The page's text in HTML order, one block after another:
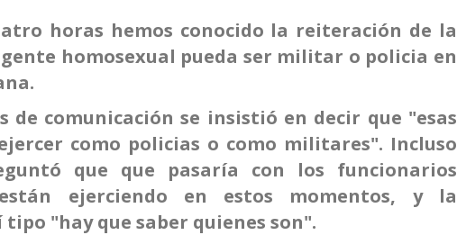
horas hemos conocido la reiteración de la
homosexual pueda ser militar o policia en
de comunicación se insistió en decir que "esas
como policias o como militares". Incluso
que que pasaría con los funcionarios
ejerciendo en estos momentos, y la
"hay que saber quienes son".